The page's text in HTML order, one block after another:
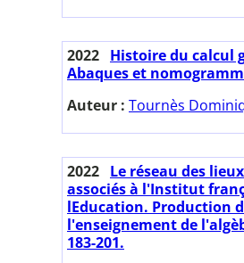
2022 Histoire du calcul
Abaques et
Auteur : Tournès
2022 Le réseau des
associés à l'Institut
lEducation. Production
l'enseignement de
183-201.